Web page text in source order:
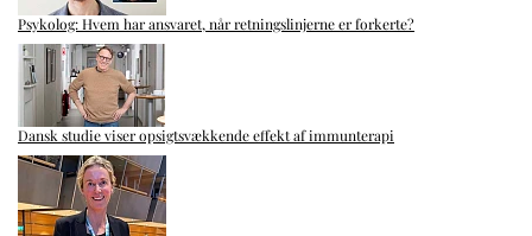
Psykolog: Hvem har ansvaret, når retningslinjerne er forkerte?
Dansk studie viser opsigtsvækkende effekt af immunterapi